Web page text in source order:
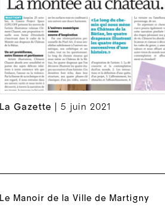
La Gazette | 5 juin 2021
Le Manoir de la Ville de Martigny